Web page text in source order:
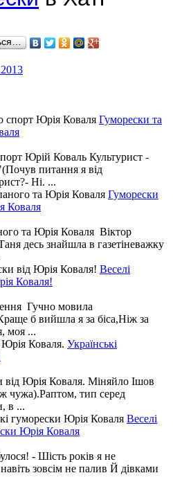
Гуморески та
Юрій Коваль Культурист -
питання я від
Ні. ...
Гуморески
Коваля
та Юрія Коваля Віктор
десь знайшла в газетіневажку
Веселі
Коваля!
Гучно мовила
б вийшла я за біса,Ніж за
моя ...
Українські
від Юрія Коваля. Міняйло Ішов
чужа).Раптом, тип серед
в ...
Веселі
Юрія Коваля
- Шість років я не
зовсім не палив Й дівками